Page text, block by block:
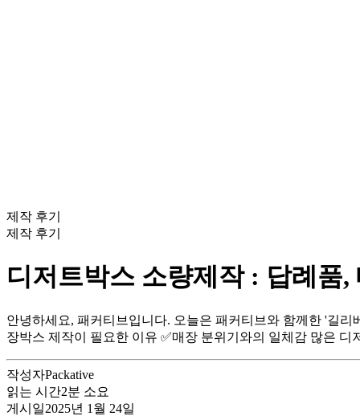
제작 후기
제작 후기
디저트박스 소량제작 : 답례품
안녕하세요, 패커티브입니다. 오늘은 패커티브와 함께한 '길
장박스 제작이 필요한 이유 ✅매장 분위기와의 일체감 많은
작성자Packative
읽는 시간2분 소요
게시일2025년 1월 24일